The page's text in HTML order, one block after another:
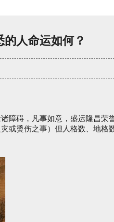
人命运如何？
障碍，凡事如意，盛运隆昌荣
或烫伤之事）但人格数、地格